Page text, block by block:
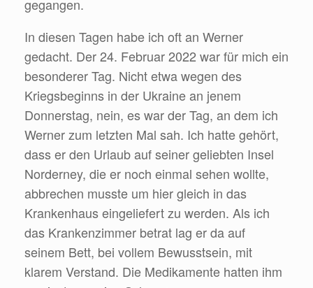
gegangen.
In diesen Tagen habe ich oft an Werner
gedacht. Der 24. Februar 2022 war für mich ein
besonderer Tag. Nicht etwa wegen des
Kriegsbeginns in der Ukraine an jenem
Donnerstag, nein, es war der Tag, an dem ich
Werner zum letzten Mal sah. Ich hatte gehört,
dass er den Urlaub auf seiner geliebten Insel
Norderney, die er noch einmal sehen wollte,
abbrechen musste um hier gleich in das
Krankenhaus eingeliefert zu werden. Als ich
das Krankenzimmer betrat lag er da auf
seinem Bett, bei vollem Bewusstsein, mit
klarem Verstand. Die Medikamente hatten ihm